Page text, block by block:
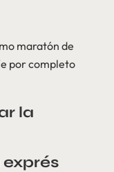
maratón de
por completo
la
exprés